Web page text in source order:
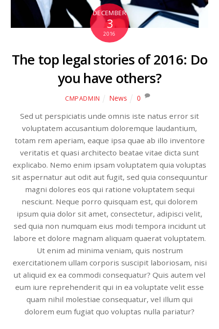
DECEMBER
3
2016
The top legal stories of 2016: Do
you have others?
CMPADMIN News 0
Sed ut perspiciatis unde omnis iste natus error sit
voluptatem accusantium doloremque laudantium,
totam rem aperiam, eaque ipsa quae ab illo inventore
veritatis et quasi architecto beatae vitae dicta sunt
explicabo. Nemo enim ipsam voluptatem quia voluptas
sit aspernatur aut odit aut fugit, sed quia consequuntur
magni dolores eos qui ratione voluptatem sequi
nesciunt. Neque porro quisquam est, qui dolorem
ipsum quia dolor sit amet, consectetur, adipisci velit,
sed quia non numquam eius modi tempora incidunt ut
labore et dolore magnam aliquam quaerat voluptatem.
Ut enim ad minima veniam, quis nostrum
exercitationem ullam corporis suscipit laboriosam, nisi
ut aliquid ex ea commodi consequatur? Quis autem vel
eum iure reprehenderit qui in ea voluptate velit esse
quam nihil molestiae consequatur, vel illum qui
dolorem eum fugiat quo voluptas nulla pariatur?